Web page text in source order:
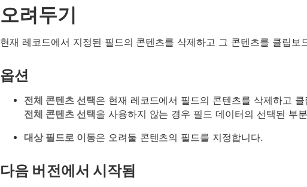
오려두기
현재 레코드에서 지정된 필드의 콘텐츠를 삭제하고 그 콘텐츠를 클립보
옵션
전체 콘텐츠 선택은 현재 레코드에서 필드의 콘텐츠를 삭제하고
전체 콘텐츠 선택을 사용하지 않는 경우 필드 데이터의 선택된 부
대상 필드로 이동은 오려둘 콘텐츠의 필드를 지정합니다.
다음 버전에서 시작됨